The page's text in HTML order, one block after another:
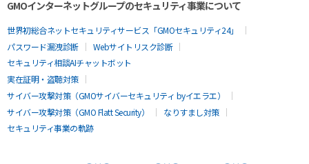
GMOインターネットグループのセキュリティ事業について
世界初総合ネットセキュリティサービス「GMOセキュリティ24」
パスワード漏洩診断
Webサイトリスク診断
セキュリティ相談AIチャットボット
実在証明・盗聴対策
サイバー攻撃対策（GMOサイバーセキュリティ byイエラエ）
サイバー攻撃対策（GMO Flatt Security）
なりすまし対策
セキュリティ事業の軌跡